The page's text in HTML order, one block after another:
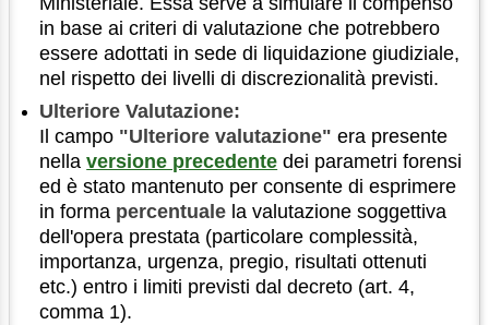
in base ai criteri di valutazione che potrebbero
essere adottati in sede di liquidazione giudiziale,
nel rispetto dei livelli di discrezionalità previsti.
Ulteriore Valutazione:
Il campo "Ulteriore valutazione" era presente
nellaversione precedente dei parametri forensi
ed è stato mantenuto per consente di esprimere
in forma percentuale la valutazione soggettiva
dell'opera prestata (particolare complessità,
importanza, urgenza, pregio, risultati ottenuti
etc.) entro i limiti previsti dal decreto (art. 4,
comma 1).